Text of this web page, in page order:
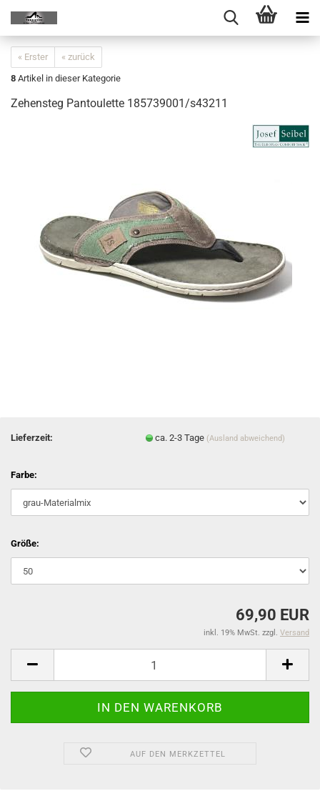
« Erster
« zurück
8 Artikel in dieser Kategorie
Zehensteg Pantoulette 185739001/s43211
Lieferzeit: ca. 2-3 Tage (Ausland abweichend)
Farbe:
Größe:
69,90 EUR
inkl. 19% MwSt. zzgl. Versand
AUF DEN MERKZETTEL